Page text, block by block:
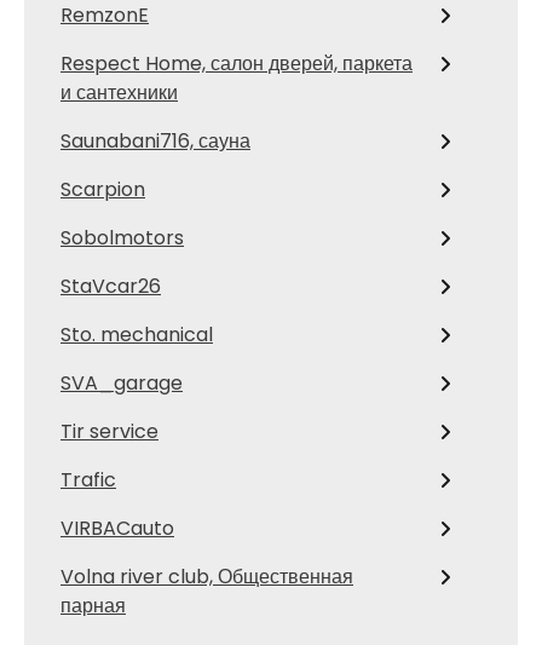
RemzonE
Respect Home, салон дверей, паркета
и сантехники
Saunabani716, сауна
Scarpion
Sobolmotors
StaVcar26
Sto. mechanical
SVA_garage
Tir service
Trafic
VIRBACauto
Volna river club, Общественная
парная